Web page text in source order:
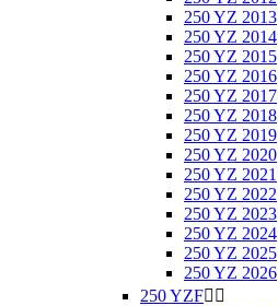
250 YZ 2013
250 YZ 2014
250 YZ 2015
250 YZ 2016
250 YZ 2017
250 YZ 2018
250 YZ 2019
250 YZ 2020
250 YZ 2021
250 YZ 2022
250 YZ 2023
250 YZ 2024
250 YZ 2025
250 YZ 2026
250 YZF 